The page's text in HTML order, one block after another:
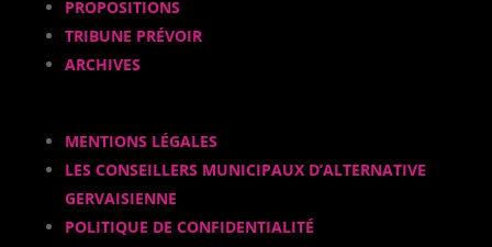
PROPOSITIONS
TRIBUNE PRÉVOIR
ARCHIVES
MENTIONS LÉGALES
LES CONSEILLERS MUNICIPAUX D’ALTERNATIVE
GERVAISIENNE
POLITIQUE DE CONFIDENTIALITÉ